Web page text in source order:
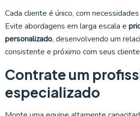
Cada cliente é único, com
Evite abordagens em larga escala e
personalizado, desenvolvendo um
consistente e próximo com seus
Contrate um
especializado